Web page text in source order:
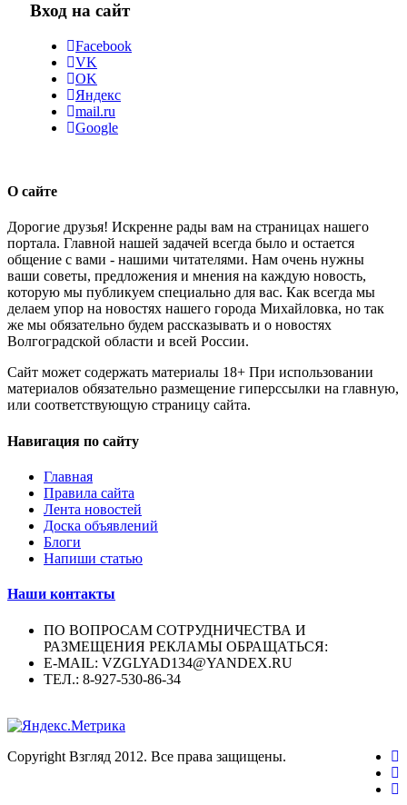
Вход на сайт
Facebook
VK
OK
Яндекс
mail.ru
Google
О сайте
Дорогие друзья! Искренне рады вам на страницах нашего
портала. Главной нашей задачей всегда было и остается
общение с вами - нашими читателями. Нам очень нужны
ваши советы, предложения и мнения на каждую новость,
которую мы публикуем специально для вас. Как всегда мы
делаем упор на новостях нашего города Михайловка, но так
же мы обязательно будем рассказывать и о новостях
Волгоградской области и всей России.
Сайт может содержать материалы 18+ При использовании
материалов обязательно размещение гиперссылки на главную,
или соответствующую страницу сайта.
Навигация по сайту
Главная
Правила сайта
Лента новостей
Доска объявлений
Блоги
Напиши статью
Наши контакты
ПО ВОПРОСАМ СОТРУДНИЧЕСТВА И
РАЗМЕЩЕНИЯ РЕКЛАМЫ ОБРАЩАТЬСЯ:
E-MAIL: VZGLYAD134@YANDEX.RU
ТЕЛ.: 8-927-530-86-34
Copyright Взгляд 2012. Все права защищены.